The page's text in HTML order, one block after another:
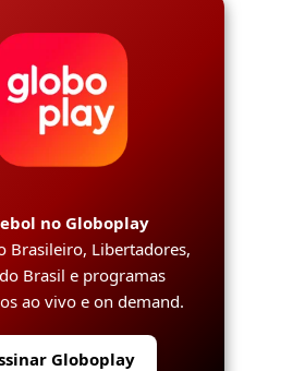
no Globoplay
Brasileiro, Libertadores,
Brasil e programas
ao vivo e on demand.
Globoplay